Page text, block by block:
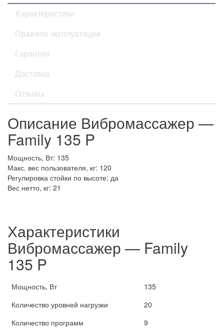
Характеристики
Правила эксплуатации
Гарантии
Доставка
Отзывы
Описание Вибромассажер —
Family 135 P
Мощность, Вт: 135
Макс. вес пользователя, кг: 120
Регулировка стойки по высоте: да
Вес нетто, кг: 21
Характеристики
Вибромассажер — Family
135 P
Мощность, Вт
135
Количество уровней нагрузки
20
Количество программ
9